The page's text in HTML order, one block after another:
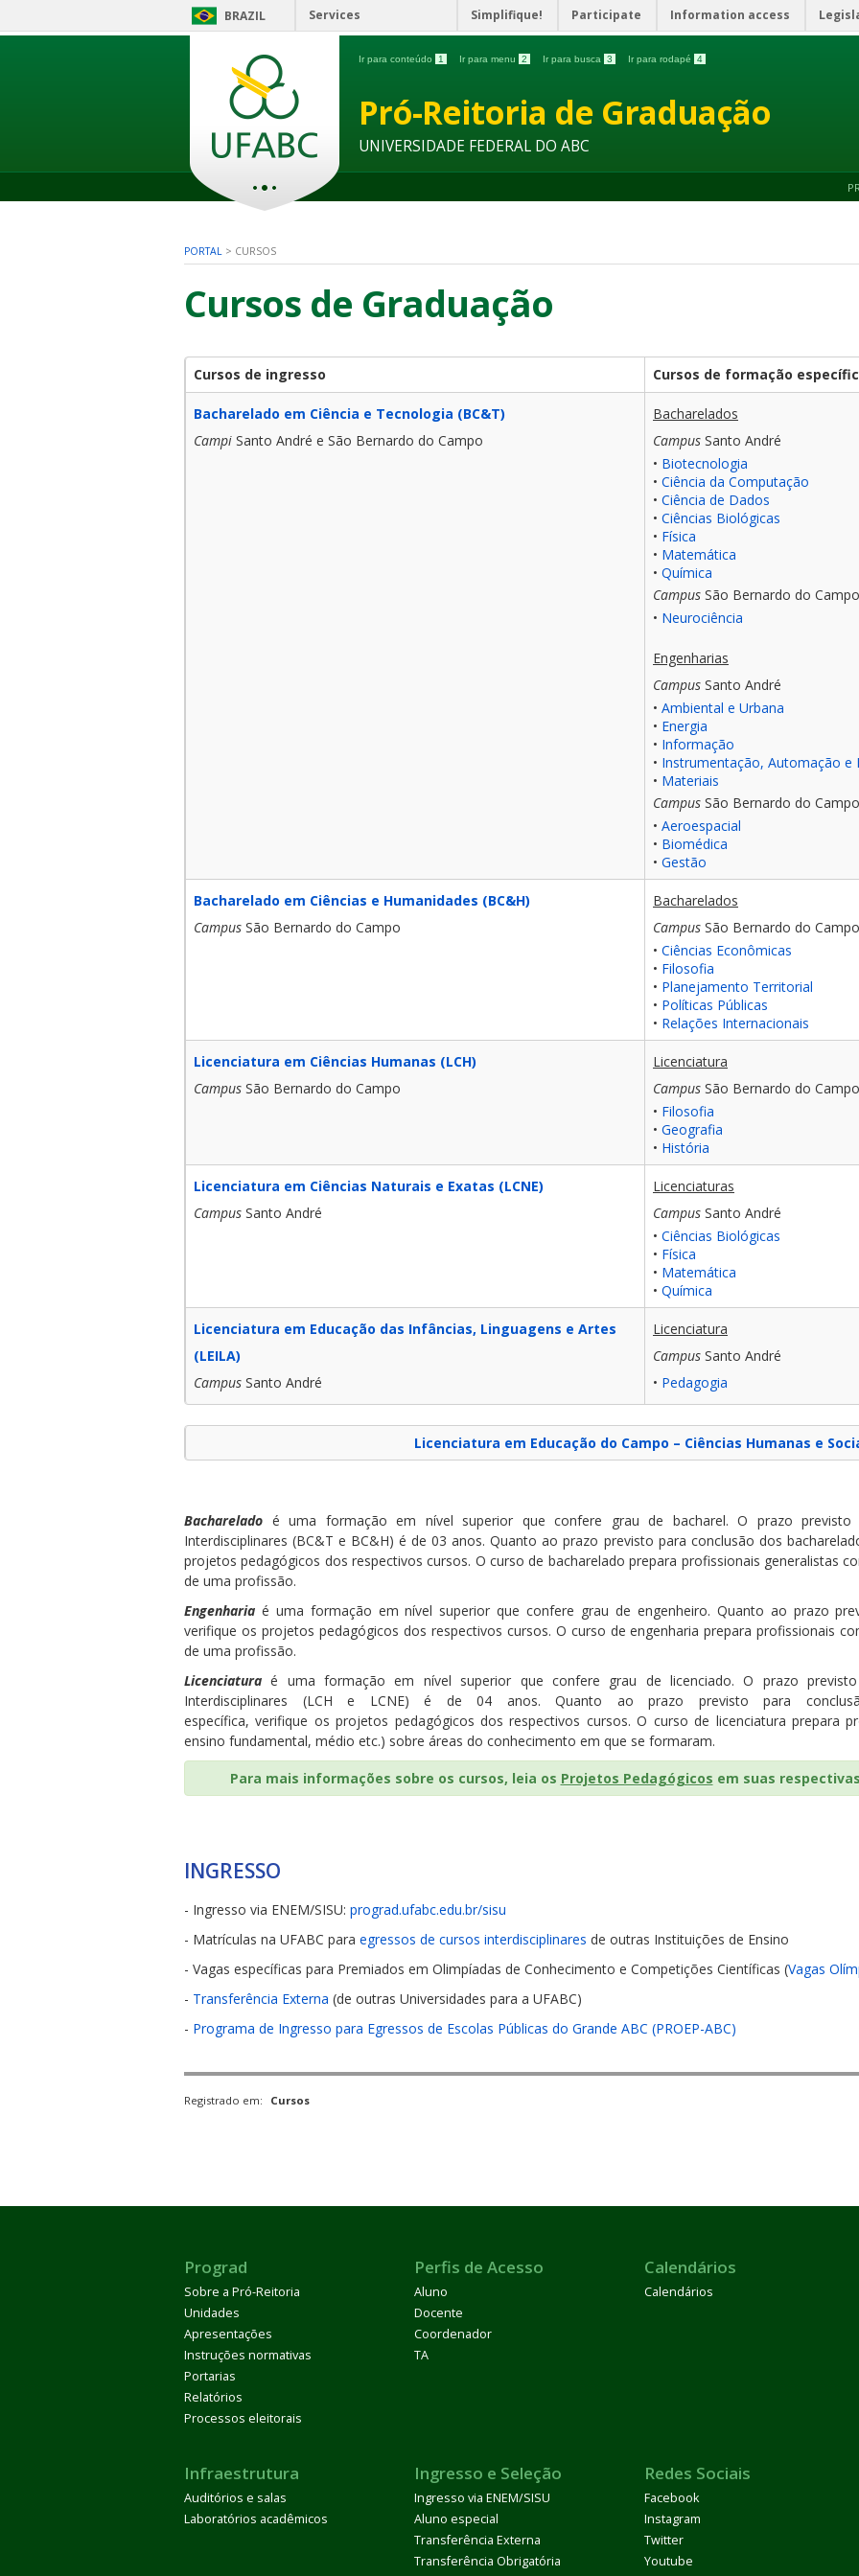
BRAZIL Services Simplifique! Participate Information access
Ir para conteúdo 1 Ir para menu 2 Ir para busca 3 Ir para rodapé 4
Pró-Reitoria de Graduação
UNIVERSIDADE FEDERAL DO ABC
PORTAL > CURSOS
Cursos de Graduação
Cursos de ingresso Cursos de formação
Bacharelado em Ciência e Tecnologia (BC&T)
Campi Santo André e São Bernardo do Campo
Bacharelados
Campus Santo André
• Biotecnologia
• Ciência da Computação
• Ciência de Dados
• Ciências Biológicas
• Física
• Matemática
• Química
Campus São Bernardo do Campo
• Neurociência
Engenharias
Campus Santo André
• Ambiental e Urbana
• Energia
• Informação
• Instrumentação, Automação e
• Materiais
Campus São Bernardo do Campo
• Aeroespacial
• Biomédica
• Gestão
Bacharelado em Ciências e Humanidades (BC&H)
Campus São Bernardo do Campo
Bacharelados
Campus São Bernardo do Campo
• Ciências Econômicas
• Filosofia
• Planejamento Territorial
• Políticas Públicas
• Relações Internacionais
Licenciatura em Ciências Humanas (LCH)
Campus São Bernardo do Campo
Licenciatura
Campus São Bernardo do Campo
• Filosofia
• Geografia
• História
Licenciatura em Ciências Naturais e Exatas (LCNE)
Campus Santo André
Licenciaturas
Campus Santo André
• Ciências Biológicas
• Física
• Matemática
• Química
Licenciatura em Educação das Infâncias, Linguagens e Artes
(LEILA)
Campus Santo André
Licenciatura
Campus Santo André
• Pedagogia
Licenciatura em Educação do Campo – Ciências Humanas e
Bacharelado é uma formação em nível superior que confere grau de bacharel. O prazo previsto
Interdisciplinares (BC&T e BC&H) é de 03 anos. Quanto ao prazo previsto para conclusão dos
projetos pedagógicos dos respectivos cursos. O curso de bacharelado prepara profissionais generalistas
de uma profissão.
Engenharia é uma formação em nível superior que confere grau de engenheiro. Quanto ao prazo
verifique os projetos pedagógicos dos respectivos cursos. O curso de engenharia prepara profissionais
de uma profissão.
Licenciatura é uma formação em nível superior que confere grau de licenciado. O prazo
Interdisciplinares (LCH e LCNE) é de 04 anos. Quanto ao prazo previsto para
específica, verifique os projetos pedagógicos dos respectivos cursos. O curso de licenciatura prepara
ensino fundamental, médio etc.) sobre áreas do conhecimento em que se formaram.
Para mais informações sobre os cursos, leia os Projetos Pedagógicos em suas
INGRESSO
- Ingresso via ENEM/SISU: prograd.ufabc.edu.br/sisu
- Matrículas na UFABC para egressos de cursos interdisciplinares de outras Instituições de Ensino
- Vagas específicas para Premiados em Olimpíadas de Conhecimento e Competições Científicas (Vagas
- Transferência Externa (de outras Universidades para a UFABC)
- Programa de Ingresso para Egressos de Escolas Públicas do Grande ABC (PROEP-ABC)
Registrado em: Cursos
Prograd
Sobre a Pró-Reitoria
Unidades
Apresentações
Instruções normativas
Portarias
Relatórios
Processos eleitorais
Perfis de Acesso
Aluno
Docente
Coordenador
TA
Calendários
Calendários
Infraestrutura
Auditórios e salas
Laboratórios acadêmicos
Ingresso e Seleção
Ingresso via ENEM/SISU
Aluno especial
Transferência Externa
Transferência Obrigatória
Redes Sociais
Facebook
Instagram
Twitter
Youtube